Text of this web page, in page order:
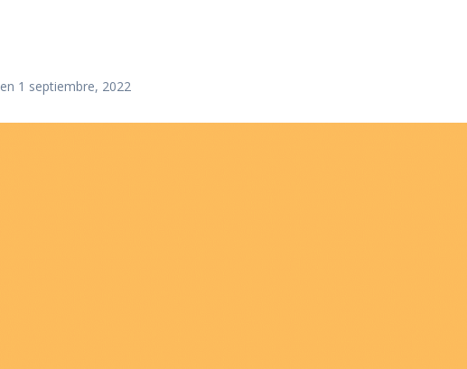
en 1 septiembre, 2022